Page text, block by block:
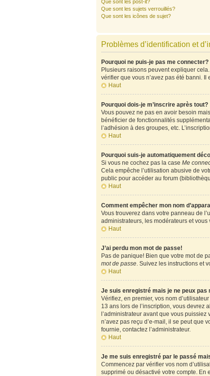
Que sont les post-it?
Que sont les sujets verrouillés?
Que sont les icônes de sujet?
Problèmes d’identification et
Pourquoi ne puis-je pas me connecter?
Plusieurs raisons peuvent expliquer
vérifier que vous n’avez pas été banni.
Haut
Pourquoi dois-je m’inscrire après tout?
Vous pouvez ne pas en avoir besoin
bénéficier de fonctionnalités
l’adhésion à des groupes, etc.
Haut
Pourquoi suis-je automatiquement
Si vous ne cochez pas la case Me
Cela empêche l’utilisation abusive de
public pour accéder au forum
Haut
Comment empêcher mon nom
Vous trouverez dans votre panneau de
administrateurs, les modérateurs et
Haut
J’ai perdu mon mot de passe!
Pas de panique! Bien que votre mot de
mot de passe. Suivez les instructions et
Haut
Je suis enregistré mais je ne peux pas
Vérifiez, en premier, vos nom
13 ans lors de l’inscription, vous devrez
l’administrateur avant que vous
n’avez pas reçu d’e-mail, il se peut que
fournie, contactez l’administrateur.
Haut
Je me suis enregistré par le passé
Commencez par vérifier vos nom
supprimé ou désactivé votre compte. En